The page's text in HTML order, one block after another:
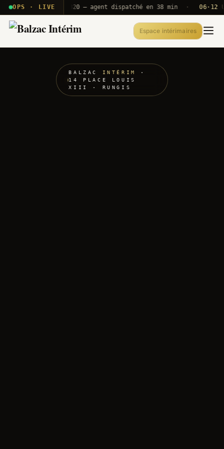
OPS · LIVE
T2E · B71 Push A320 — agent dispatché en 38 min · 06·12 UTC
Espace intérimaires
BALZAC INTÉRIM
·
14 PLACE LOUIS
XIII · RUNGIS